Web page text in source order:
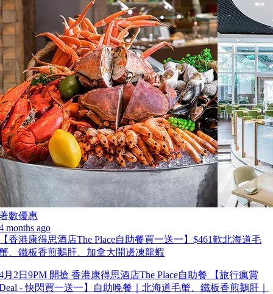
數優惠
months ago
香港康得思酒店The Place自助餐買一送一】$461歎北海道毛
、鐵板香煎鵝肝、加拿大開邊凍龍蝦
月2日9PM 開搶 香港康得思酒店The Place自助餐 【旅行瘋賞
- 快閃買一送一】自助晚餐｜北海道毛蟹、鐵板香煎鵝肝｜